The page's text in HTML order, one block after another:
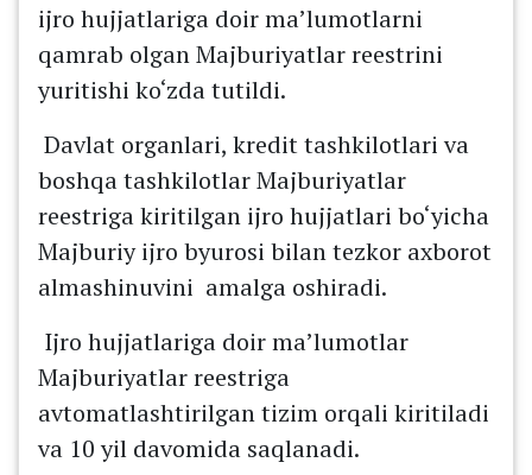
ijro hujjatlariga doir ma’lumotlarni
qamrab olgan Majburiyatlar reestrini
yuritishi ko‘zda tutildi.
Davlat organlari, kredit tashkilotlari va
boshqa tashkilotlar Majburiyatlar
reestriga kiritilgan ijro hujjatlari bo‘yicha
Majburiy ijro byurosi bilan tezkor axborot
almashinuvini amalga oshiradi.
Ijro hujjatlariga doir ma’lumotlar
Majburiyatlar reestriga
avtomatlashtirilgan tizim orqali kiritiladi
va 10 yil davomida saqlanadi.